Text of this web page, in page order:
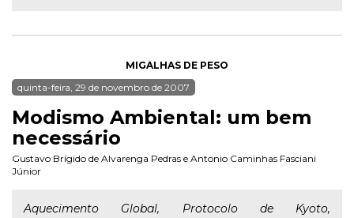
MIGALHAS DE PESO
quinta-feira, 29 de novembro de 2007
Modismo Ambiental: um bem
necessário
Gustavo Brígido de Alvarenga Pedras e Antonio Caminhas Fasciani
Júnior
Aquecimento Global, Protocolo de Kyoto,